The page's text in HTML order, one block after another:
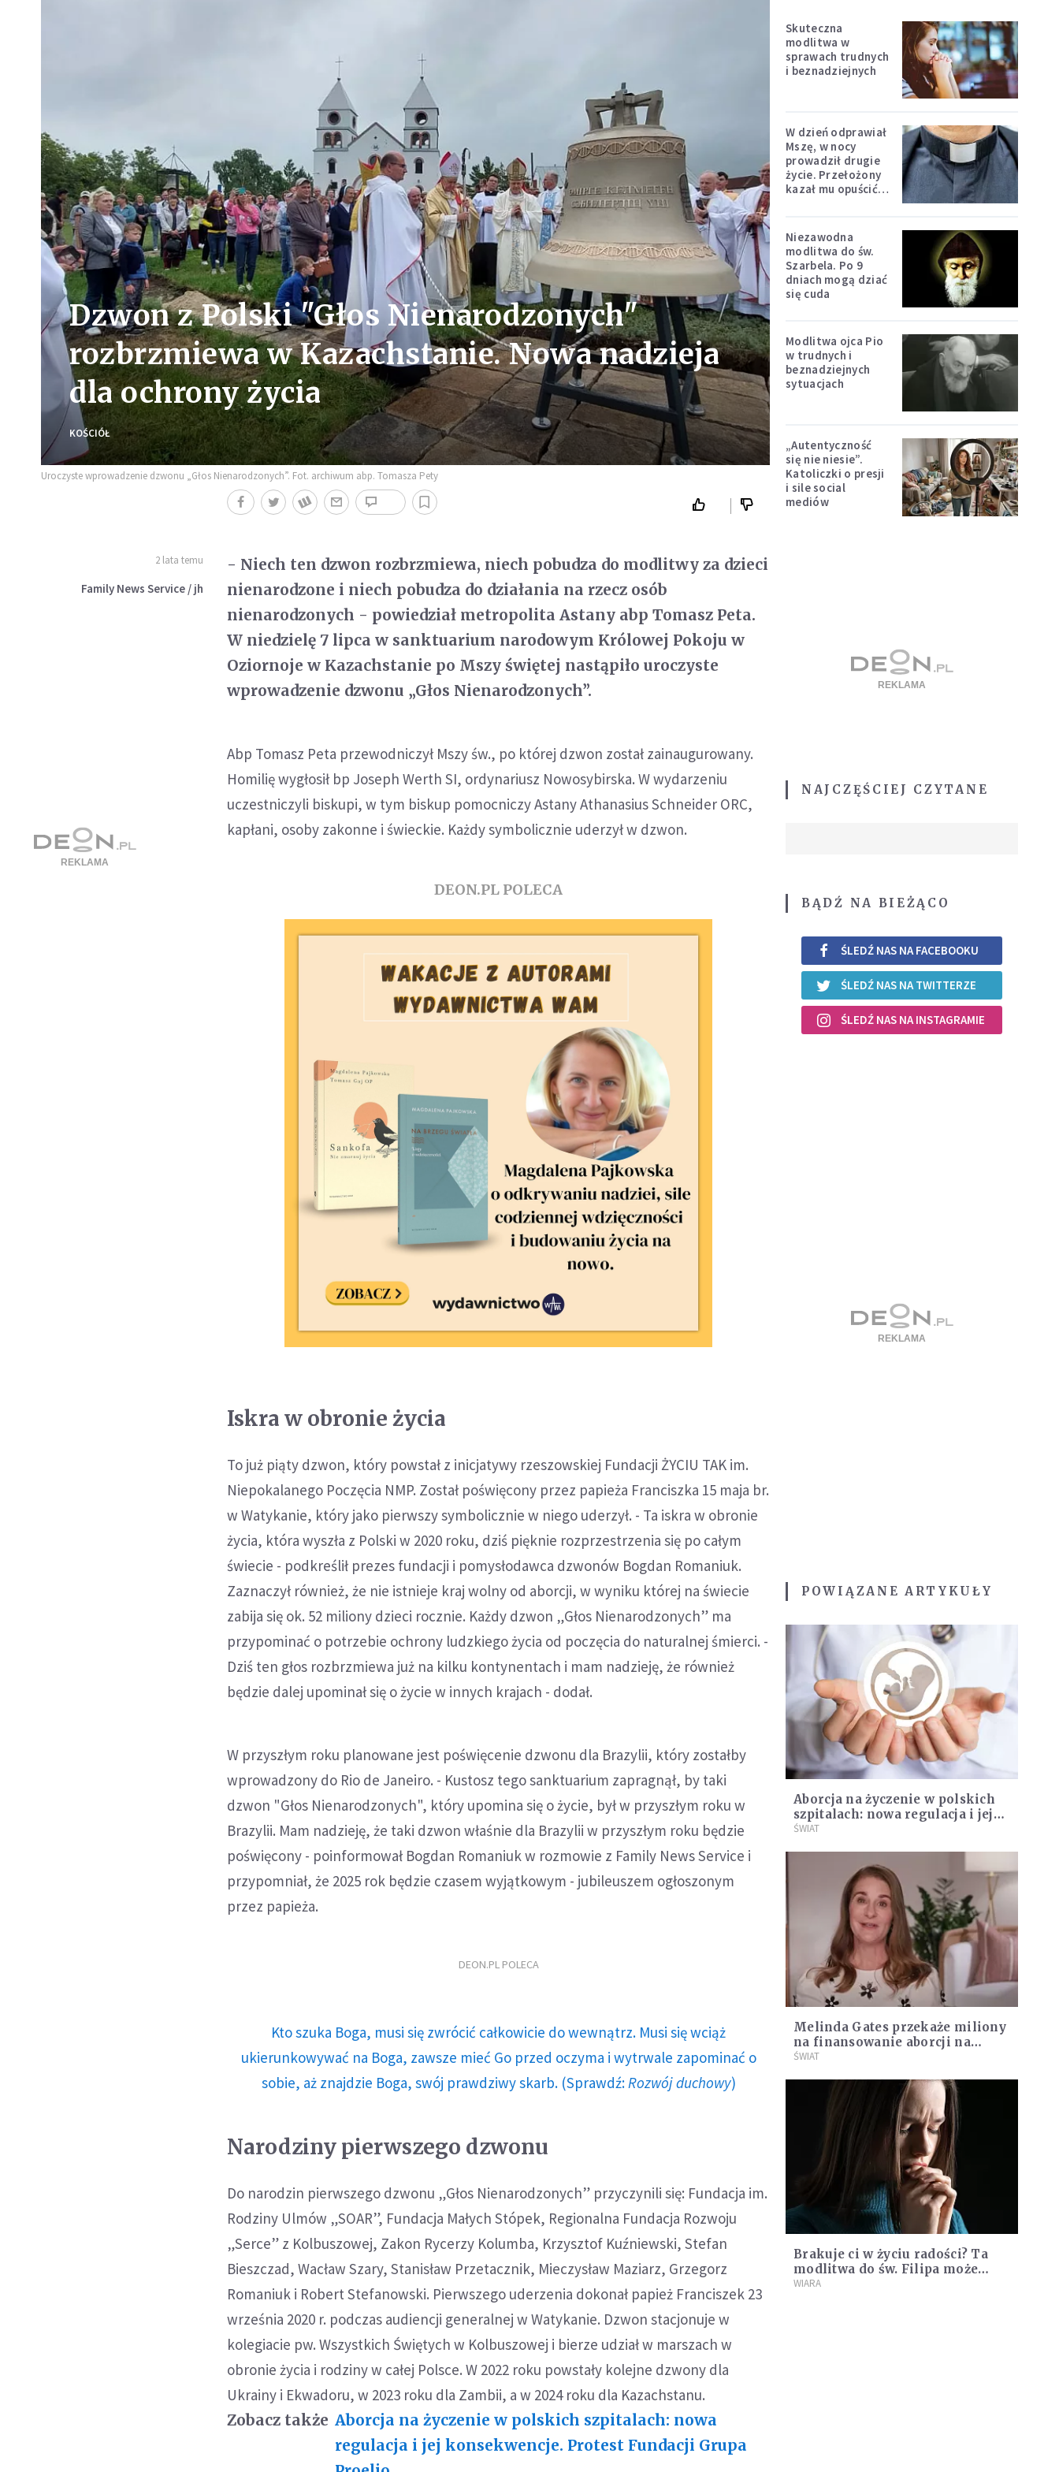
Dzwon z Polski "Głos Nienarodzonych"
rozbrzmiewa w Kazachstanie. Nowa nadzieja
dla ochrony życia
KOŚCIÓŁ
Uroczyste wprowadzenie dzwonu „Głos Nienarodzonych”. Fot. archiwum abp. Tomasza Pety
2 lata temu
Family News Service / jh
- Niech ten dzwon rozbrzmiewa, niech pobudza do modlitwy za dzieci
nienarodzone i niech pobudza do działania na rzecz osób
nienarodzonych - powiedział metropolita Astany abp Tomasz Peta.
W niedzielę 7 lipca w sanktuarium narodowym Królowej Pokoju w
Oziornoje w Kazachstanie po Mszy świętej nastąpiło uroczyste
wprowadzenie dzwonu „Głos Nienarodzonych”.
Abp Tomasz Peta przewodniczył Mszy św., po której dzwon został zainaugurowany.
Homilię wygłosił bp Joseph Werth SI, ordynariusz Nowosybirska. W wydarzeniu
uczestniczyli biskupi, w tym biskup pomocniczy Astany Athanasius Schneider ORC,
kapłani, osoby zakonne i świeckie. Każdy symbolicznie uderzył w dzwon.
DEON.PL POLECA
Iskra w obronie życia
To już piąty dzwon, który powstał z inicjatywy rzeszowskiej Fundacji ŻYCIU TAK im.
Niepokalanego Poczęcia NMP. Został poświęcony przez papieża Franciszka 15 maja br.
w Watykanie, który jako pierwszy symbolicznie w niego uderzył. - Ta iskra w obronie
życia, która wyszła z Polski w 2020 roku, dziś pięknie rozprzestrzenia się po całym
świecie - podkreślił prezes fundacji i pomysłodawca dzwonów Bogdan Romaniuk.
Zaznaczył również, że nie istnieje kraj wolny od aborcji, w wyniku której na świecie
zabija się ok. 52 miliony dzieci rocznie. Każdy dzwon „Głos Nienarodzonych” ma
przypominać o potrzebie ochrony ludzkiego życia od poczęcia do naturalnej śmierci. -
Dziś ten głos rozbrzmiewa już na kilku kontynentach i mam nadzieję, że również
będzie dalej upominał się o życie w innych krajach - dodał.
W przyszłym roku planowane jest poświęcenie dzwonu dla Brazylii, który zostałby
wprowadzony do Rio de Janeiro. - Kustosz tego sanktuarium zapragnął, by taki
dzwon "Głos Nienarodzonych", który upomina się o życie, był w przyszłym roku w
Brazylii. Mam nadzieję, że taki dzwon właśnie dla Brazylii w przyszłym roku będzie
poświęcony - poinformował Bogdan Romaniuk w rozmowie z Family News Service i
przypomniał, że 2025 rok będzie czasem wyjątkowym - jubileuszem ogłoszonym
przez papieża.
DEON.PL POLECA
Kto szuka Boga, musi się zwrócić całkowicie do wewnątrz. Musi się wciąż
ukierunkowywać na Boga, zawsze mieć Go przed oczyma i wytrwale zapominać o
sobie, aż znajdzie Boga, swój prawdziwy skarb. (Sprawdź: Rozwój duchowy)
Narodziny pierwszego dzwonu
Do narodzin pierwszego dzwonu „Głos Nienarodzonych” przyczynili się: Fundacja im.
Rodziny Ulmów „SOAR”, Fundacja Małych Stópek, Regionalna Fundacja Rozwoju
„Serce” z Kolbuszowej, Zakon Rycerzy Kolumba, Krzysztof Kuźniewski, Stefan
Bieszczad, Wacław Szary, Stanisław Przetacznik, Mieczysław Maziarz, Grzegorz
Romaniuk i Robert Stefanowski. Pierwszego uderzenia dokonał papież Franciszek 23
września 2020 r. podczas audiencji generalnej w Watykanie. Dzwon stacjonuje w
kolegiacie pw. Wszystkich Świętych w Kolbuszowej i bierze udział w marszach w
obronie życia i rodziny w całej Polsce. W 2022 roku powstały kolejne dzwony dla
Ukrainy i Ekwadoru, w 2023 roku dla Zambii, a w 2024 roku dla Kazachstanu.
Zobacz także Aborcja na życzenie w polskich szpitalach: nowa
regulacja i jej konsekwencje. Protest Fundacji Grupa
Skuteczna
modlitwa w
sprawach trudnych
i beznadziejnych
W dzień odprawiał
Mszę, w nocy
prowadził drugie
życie. Przełożony
kazał mu opuścić
Niezawodna
modlitwa do św.
Szarbela. Po 9
dniach mogą dziać
się cuda
Modlitwa ojca Pio
w trudnych i
beznadziejnych
sytuacjach
„Autentyczność
się nie niesie”.
Katoliczki o presji
i sile social
mediów
NAJCZĘŚCIEJ CZYTANE
BĄDŹ NA BIEŻĄCO
ŚLEDŹ NAS NA FACEBOOKU
ŚLEDŹ NAS NA TWITTERZE
ŚLEDŹ NAS NA INSTAGRAMIE
POWIĄZANE ARTYKUŁY
Aborcja na życzenie w polskich
szpitalach: nowa regulacja i jej
konsekwencje. Protest Fundacji
ŚWIAT
Melinda Gates przekaże miliony
na finansowanie aborcji na
całym świecie
ŚWIAT
Brakuje ci w życiu radości? Ta
modlitwa do św. Filipa może
rozwiązać twój smutek
WIARA